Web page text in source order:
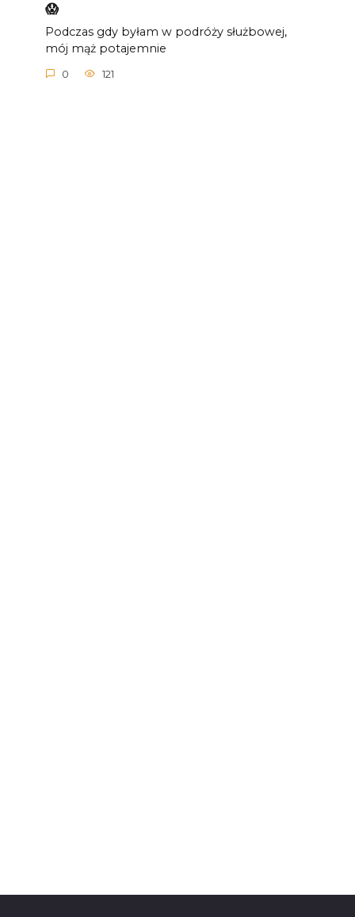
😱
Podczas gdy byłam w podróży służbowej,
mój mąż potajemnie
0 121